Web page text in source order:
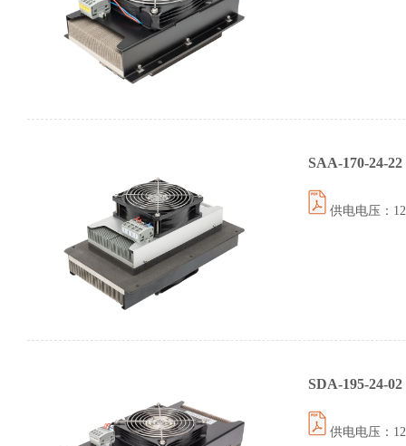
SAA-170-24-22
供电电压：
SDA-195-24-02
供电电压：